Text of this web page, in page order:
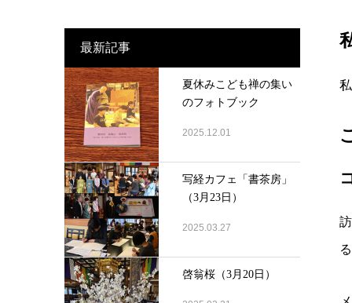
最新記事
夏休みこども禅の集い
のフォトブック
2025.12.01
写経カフェ「書茶房」
（3月23日）
2025.03.27
啓翁桜（3月20日）